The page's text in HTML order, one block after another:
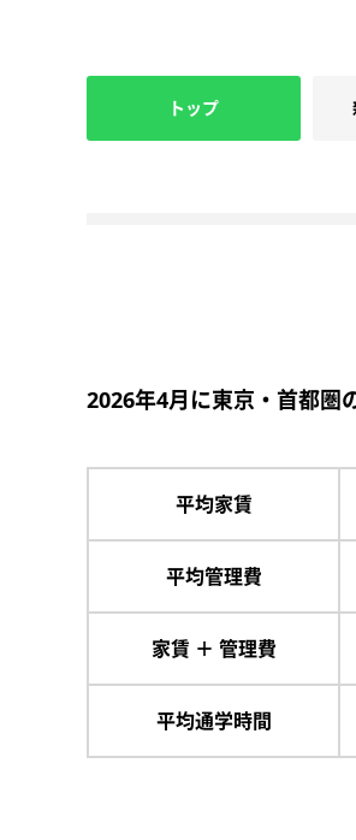
トップ
2026年4月に東京・首都圏
平均家賃
平均管理費
家賃 ＋ 管理費
平均通学時間